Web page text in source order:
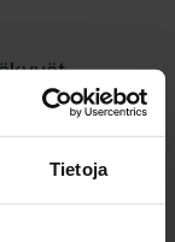
Tietoja
Ylen